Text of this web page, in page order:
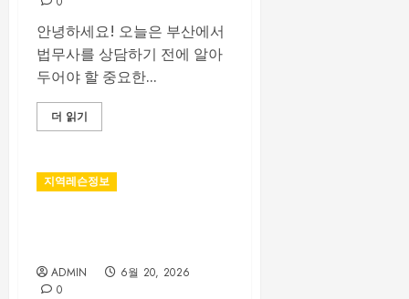
안녕하세요! 오늘은 부산에서
법무사를 상담하기 전에 알아
두어야 할 중요한...
더 읽기
지역레슨정보
ADMIN
6월 20, 2026
0